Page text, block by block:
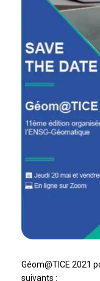
Géom@TICE 2021
suivants :